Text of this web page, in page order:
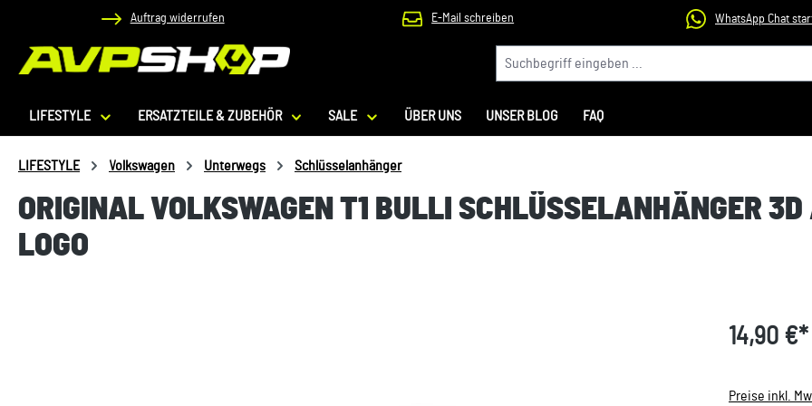
Hauptinhalt springen
Zur Suche springen
Zur Hauptnavigation springen
Auftrag widerrufen E-Mail schreiben WhatsApp Chat
LIFESTYLE ERSATZTEILE & ZUBEHÖR SALE ÜBER UNS UNSER BLOG FAQ
LIFESTYLE Volkswagen Unterwegs Schlüsselanhänger
ORIGINAL VOLKSWAGEN T1 BULLI SCHLÜSSELANHÄNGER
LOGO
14,90 €*
Preise inkl.